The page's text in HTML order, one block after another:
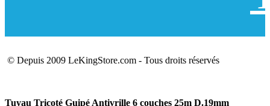
© Depuis 2009 LeKingStore.com - Tous droits réservés
Tuyau Tricoté Guipé Antivrille 6 couches 25m D.19mm